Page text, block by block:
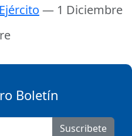
— 1 Diciembre
Boletín
Suscribete